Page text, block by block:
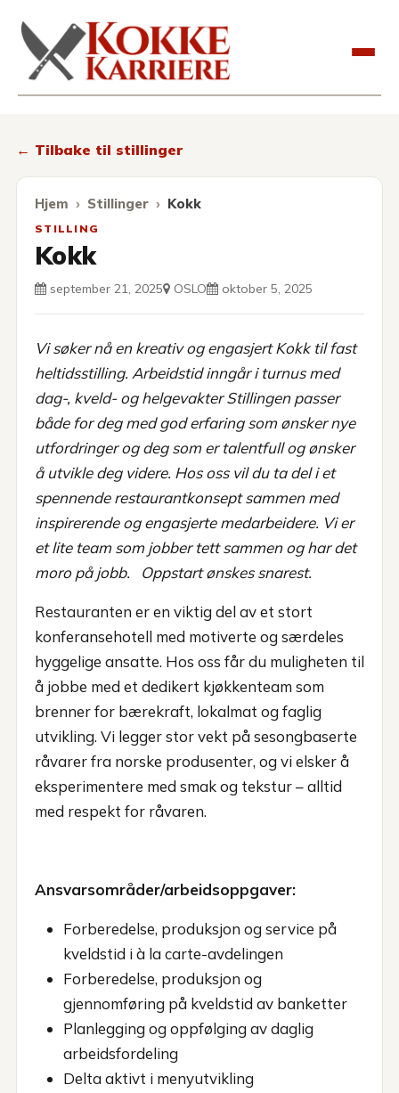
Kokkekarriere
← Tilbake til stillinger
Hjem Stillinger Kokk
STILLING
Kokk
september 21, 2025 OSLO oktober 5, 2025
Vi søker nå en kreativ og engasjert Kokk til fast
heltidsstilling. Arbeidstid inngår i turnus med
dag-, kveld- og helgevakter Stillingen passer
både for deg med god erfaring som ønsker nye
utfordringer og deg som er talentfull og ønsker
å utvikle deg videre. Hos oss vil du ta del i et
spennende restaurantkonsept sammen med
inspirerende og engasjerte medarbeidere. Vi er
et lite team som jobber tett sammen og har det
moro på jobb. Oppstart ønskes snarest.
Restauranten er en viktig del av et stort
konferansehotell med motiverte og særdeles
hyggelige ansatte. Hos oss får du muligheten til
å jobbe med et dedikert kjøkkenteam som
brenner for bærekraft, lokalmat og faglig
utvikling. Vi legger stor vekt på sesongbaserte
råvarer fra norske produsenter, og vi elsker å
eksperimentere med smak og tekstur – alltid
med respekt for råvaren.
Ansvarsområder/arbeidsoppgaver:
Forberedelse, produksjon og service på
kveldstid i à la carte-avdelingen
Forberedelse, produksjon og
gjennomføring på kveldstid av banketter
Planlegging og oppfølging av daglig
arbeidsfordeling
Delta aktivt i menyutvikling